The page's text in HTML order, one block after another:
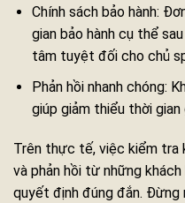
Chính sách bảo hành:
gian bảo hành cụ thể
tâm tuyệt đối cho chủ
Phản hồi nhanh chóng:
giúp giảm thiểu thời gian
Trên thực tế, việc kiểm
và phản hồi từ những
quyết định đúng đắn. Đừng